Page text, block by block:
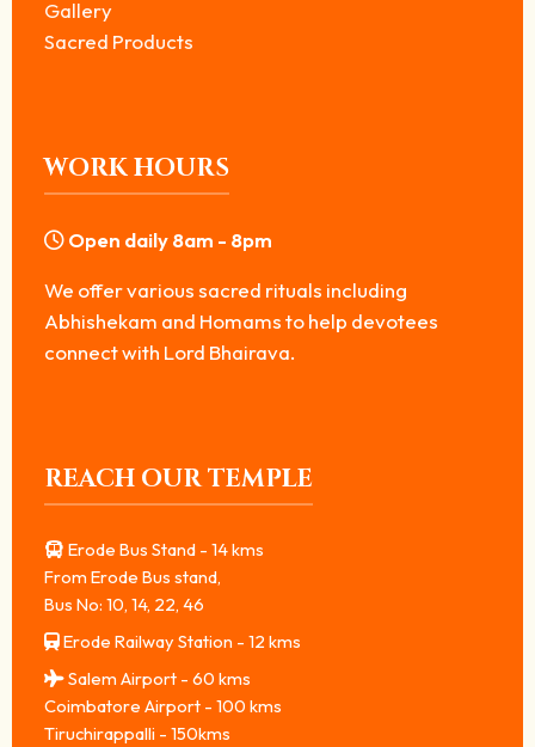
Gallery
Sacred Products
WORK HOURS
Open daily 8am - 8pm
We offer various sacred rituals including
Abhishekam and Homams to help devotees
connect with Lord Bhairava.
REACH OUR TEMPLE
Erode Bus Stand - 14 kms
From Erode Bus stand,
Bus No: 10, 14, 22, 46
Erode Railway Station - 12 kms
Salem Airport - 60 kms
Coimbatore Airport - 100 kms
Tiruchirappalli - 150kms